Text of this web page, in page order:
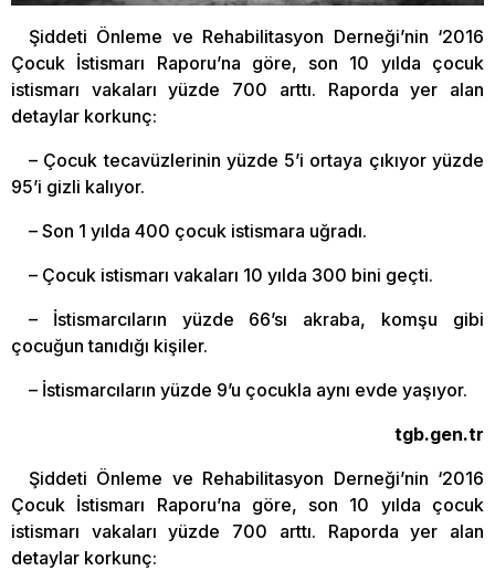
Şiddeti Önleme ve Rehabilitasyon Derneği’nin ‘2016
Çocuk İstismarı Raporu’na göre, son 10 yılda çocuk
istismarı vakaları yüzde 700 arttı. Raporda yer alan
detaylar korkunç:
– Çocuk tecavüzlerinin yüzde 5’i ortaya çıkıyor yüzde
95’i gizli kalıyor.
– Son 1 yılda 400 çocuk istismara uğradı.
– Çocuk istismarı vakaları 10 yılda 300 bini geçti.
– İstismarcıların yüzde 66’sı akraba, komşu gibi
çocuğun tanıdığı kişiler.
– İstismarcıların yüzde 9’u çocukla aynı evde yaşıyor.
tgb.gen.tr
Şiddeti Önleme ve Rehabilitasyon Derneği’nin ‘2016
Çocuk İstismarı Raporu’na göre, son 10 yılda çocuk
istismarı vakaları yüzde 700 arttı. Raporda yer alan
detaylar korkunç: